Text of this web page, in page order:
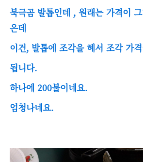
북극곰 발톱인데 , 원래는 가격이
은데
이건, 발톱에 조각을 헤서 조각 가
됩니다.
하나에 200불이네요.
엄청나네요.